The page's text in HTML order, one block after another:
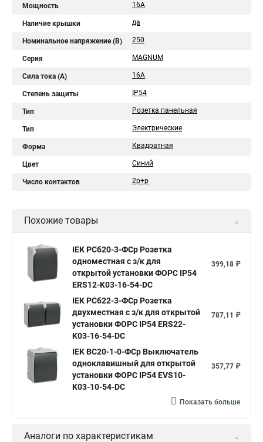
Мощность 16А
Наличие крышки да
Номинальное напряжение (В) 250
Серия MAGNUM
Сила тока (A) 16А
Степень защиты IP54
Тип Розетка панельная
Тип Электрические
Форма Квадратная
Цвет Синий
Число контактов 2р+р
Похожие товары
IEK РСб20-3-ФСр Розетка
одноместная с з/к для
открытой установки ФОРС IP54
ERS12-K03-16-54-DC
399,18 ₽
IEK РСб22-3-ФСр Розетка
двухместная с з/к для открытой
установки ФОРС IP54 ERS22-
K03-16-54-DC
787,11 ₽
IEK ВС20-1-0-ФСр Выключатель
одноклавишный для открытой
установки ФОРС IP54 EVS10-
K03-10-54-DC
357,77 ₽
Показать больше
Аналоги по характеристикам